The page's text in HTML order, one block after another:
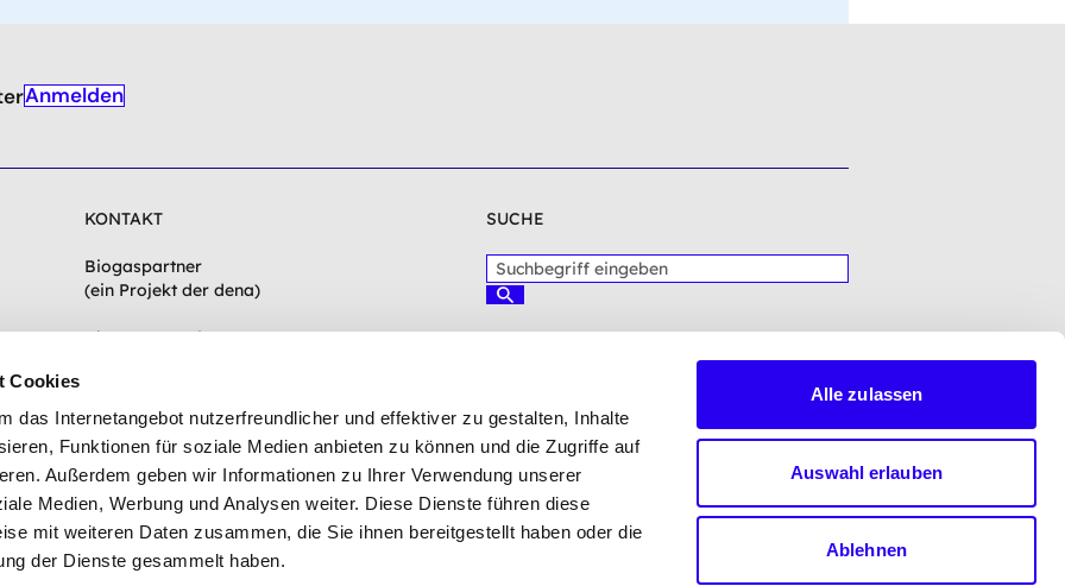
Cookies
das Internetangebot nutzerfreundlicher und effektiver zu gestalten, Inhalte
Funktionen für soziale Medien anbieten zu können und die Zugriffe auf
Außerdem geben wir Informationen zu Ihrer Verwendung unserer
Medien, Werbung und Analysen weiter. Diese Dienste führen diese
mit weiteren Daten zusammen, die Sie ihnen bereitgestellt haben oder die
der Dienste gesammelt haben.
Alle zulassen
Auswahl erlauben
Ablehnen
Anmelden
KONTAKT
Biogaspartner
(ein Projekt der dena)
Chausseestraße 128a
biogaspartner(at)dena.de
Zum Kontaktformular
SUCHE
u
h
r
i
f
f
e
S
c